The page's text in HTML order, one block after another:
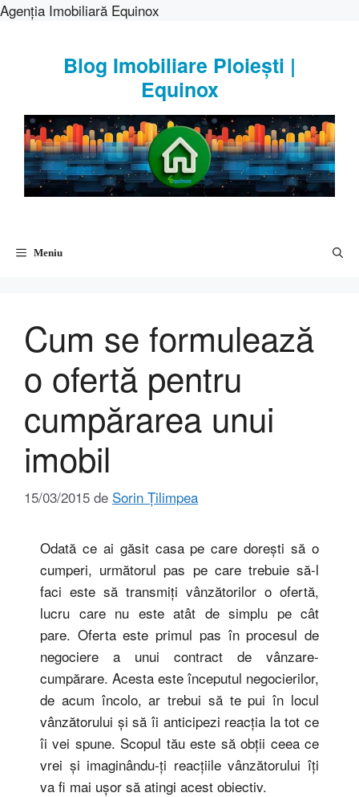
Agenția Imobiliară Equinox
Blog Imobiliare Ploiești |
Equinox
Meniu
Cum se formulează
o ofertă pentru
cumpărarea unui
imobil
15/03/2015 de Sorin Țilimpea
Odată ce ai găsit casa pe care doreşti să o
cumperi, următorul pas pe care trebuie să-l
faci este să transmiţi vânzătorilor o ofertă,
lucru care nu este atât de simplu pe cât
pare. Oferta este primul pas în procesul de
negociere a unui contract de vânzare-
cumpărare. Acesta este începutul negocierilor,
de acum încolo, ar trebui să te pui în locul
vânzătorului şi să îi anticipezi reacția la tot ce
îi vei spune. Scopul tău este să obţii ceea ce
vrei şi imaginându-ţi reacţiile vânzătorului îţi
va fi mai uşor să atingi acest obiectiv.